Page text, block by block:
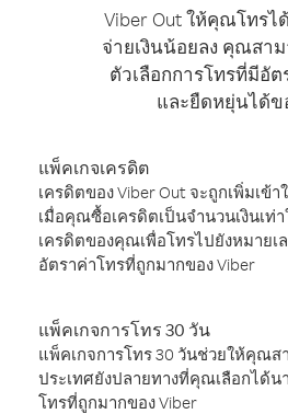
Viber Out ให้คุณโทร
จ่ายเงินน้อยลง คุณสาม
ตัวเลือกการโทรที่มีอั
และยืดหยุ่นได้ข
แพ็คเกจเครดิต
เครดิตของ Viber Out จะถูกเพิ่มเข้
เมื่อคุณซื้อเครดิตเป็นจำนวนเงินเท่
เครดิตของคุณเพื่อโทรไปยังหมายเ
อัตราค่าโทรที่ถูกมากของ Viber
แพ็คเกจการโทร 30 วัน
แพ็คเกจการโทร 30 วันช่วยให้คุณส
ประเทศยังปลายทางที่คุณเลือกได้น
โทรที่ถูกมากของ Viber